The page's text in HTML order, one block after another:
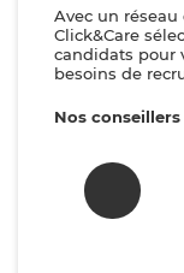
Avec un
Click&Care
candidats pour
besoins de
Nos